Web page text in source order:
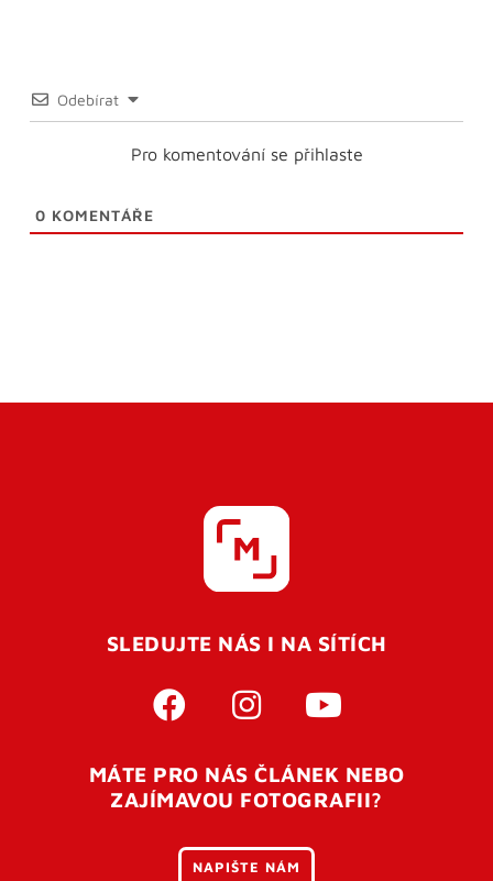
Odebírat
Pro komentování se přihlaste
0 KOMENTÁŘE
SLEDUJTE NÁS I NA SÍTÍCH
MÁTE PRO NÁS ČLÁNEK NEBO
ZAJÍMAVOU FOTOGRAFII?
NAPIŠTE NÁM